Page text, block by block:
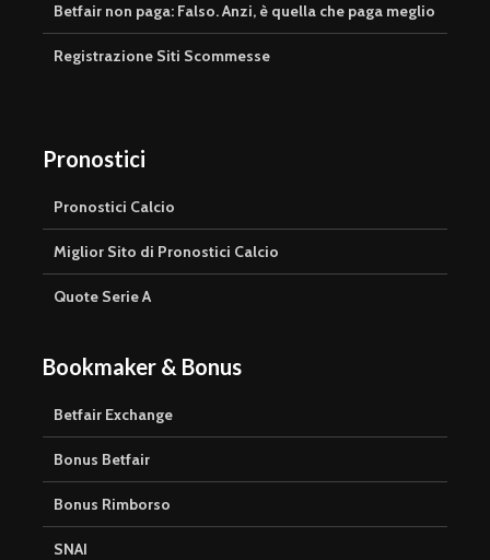
Betfair non paga: Falso. Anzi, è quella che paga meglio
Registrazione Siti Scommesse
Pronostici
Pronostici Calcio
Miglior Sito di Pronostici Calcio
Quote Serie A
Bookmaker & Bonus
Betfair Exchange
Bonus Betfair
Bonus Rimborso
SNAI